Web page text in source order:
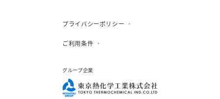
プライバシーポリシー
ご利用条件
グループ企業